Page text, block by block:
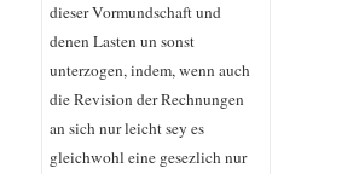
dieser Vormundschaft und
denen Lasten un sonst
unterzogen, indem, wenn auch
die Revision der Rechnungen
an sich nur leicht sey es
gleichwohl eine gesezlich nur